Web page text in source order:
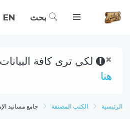
بحث EN
× لكي ترى كافة
هنا
الرئيسية الكتب المصنفة جامع مسانيد